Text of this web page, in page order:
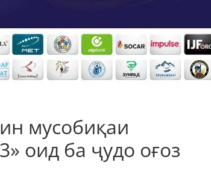
мусобиқаи
оид ба ҷудо оғоз